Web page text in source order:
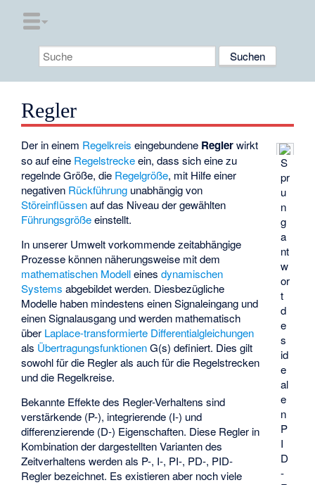
Regler
S
pr
u
n
g
a
nt
w
or
t
d
e
s
id
e
al
e
n
P
I
D
-
Der in einem Regelkreis eingebundene Reglerwirkt
so auf eine Regelstreckeein, dass sich eine zu
regelnde Größe, die Regelgröße, mit Hilfe einer
negativen Rückführung unabhängig von
Störeinflüssenauf das Niveau der gewählten
Führungsgrößeeinstellt.
In unserer Umwelt vorkommende zeitabhängige
Prozesse können näherungsweise mit dem
mathematischen Modelleinesdynamischen
Systems abgebildet werden. Diesbezügliche
Modelle haben mindestens einen Signaleingang und
einen Signalausgang und werden mathematisch
über Laplace-transformierte Differentialgleichungen
als ÜbertragungsfunktionenG(s) definiert. Dies gilt
sowohl für die Regler als auch für die Regelstrecken
und die Regelkreise.
Bekannte Effekte des Regler-Verhaltens sind
verstärkende (P-), integrierende (I-) und
differenzierende (D-) Eigenschaften. Diese Regler in
Kombination der dargestellten Varianten des
Zeitverhaltens werden als P-, I-, PI-, PD-, PID-
Regler bezeichnet. Es existieren aber noch viele